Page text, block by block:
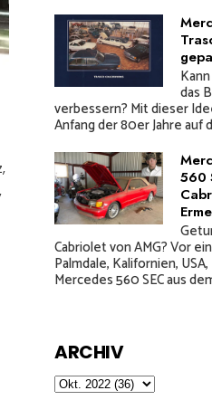
das
verbessern? Mit dieser
Anfang der 80er Jahre auf
560
Cabriolet von AMG? Vor
Palmdale, Kalifornien,
Mercedes 560 SEC aus
ARCHIV